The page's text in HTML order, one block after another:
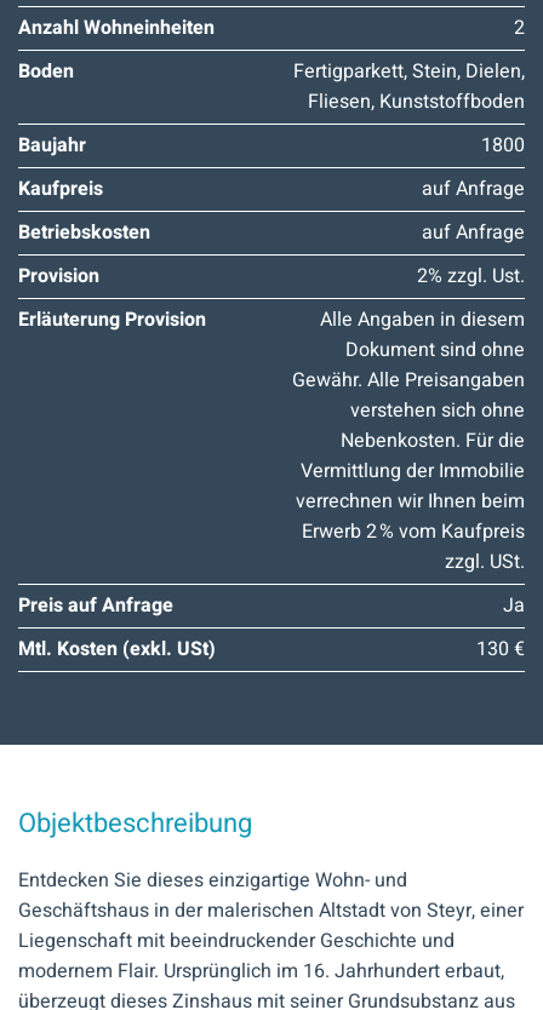
Anzahl Wohneinheiten
2
Boden
Fertigparkett, Stein, Dielen,
Fliesen, Kunststoffboden
Baujahr
1800
Kaufpreis
auf Anfrage
Betriebskosten
auf Anfrage
Provision
2% zzgl. Ust.
Erläuterung Provision
Alle Angaben in diesem
Dokument sind ohne
Gewähr. Alle Preisangaben
verstehen sich ohne
Nebenkosten. Für die
Vermittlung der Immobilie
verrechnen wir Ihnen beim
Erwerb 2 % vom Kaufpreis
zzgl. USt.
Preis auf Anfrage
Ja
Mtl. Kosten (exkl. USt)
130 €
Objektbeschreibung
Entdecken Sie dieses einzigartige Wohn- und
Geschäftshaus in der malerischen Altstadt von Steyr, einer
Liegenschaft mit beeindruckender Geschichte und
modernem Flair. Ursprünglich im 16. Jahrhundert erbaut,
überzeugt dieses Zinshaus mit seiner Grundsubstanz aus